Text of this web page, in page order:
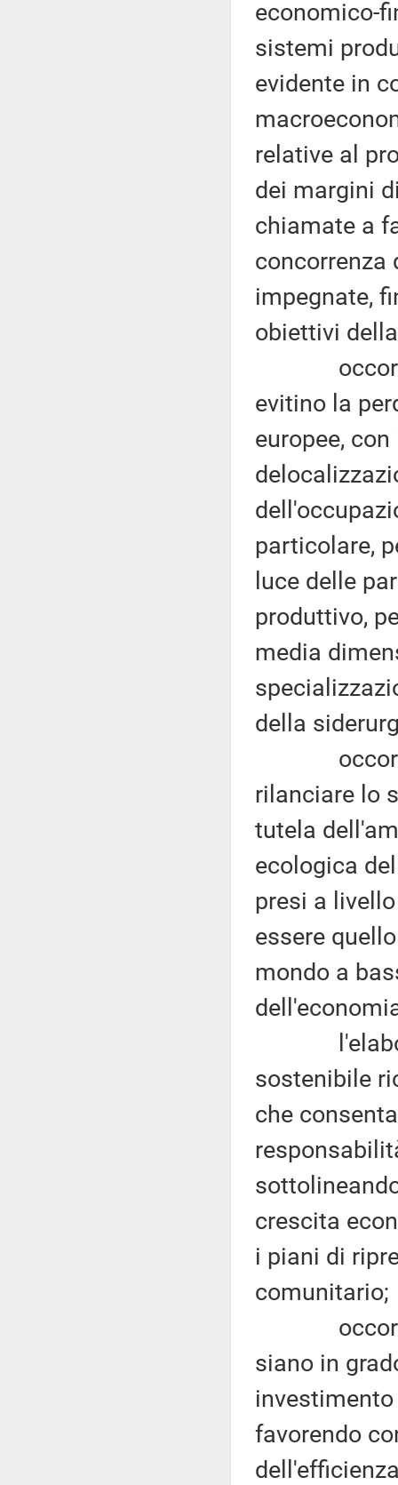
economico-
sistemi
evidente in
relative al
dei margini
chiamate a
concorrenza
impegnate,
obiettivi
occorre
evitino la
europee,
particolare,
luce delle
produttivo,
media
della
occorre
rilanciare lo
tutela
ecologica
presi a
essere
mondo a
sostenibile
che
crescita
i piani di
comunitario;
occorre
siano in
favorendo